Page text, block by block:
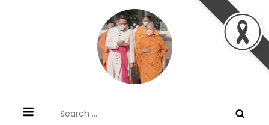
ประทานพระพรแก่พวกท่านท้งหลายเทอญ
for: